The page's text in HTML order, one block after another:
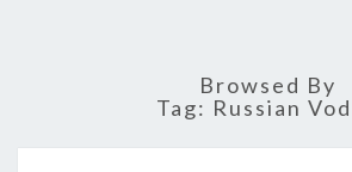
Browsed By
Tag: Russian